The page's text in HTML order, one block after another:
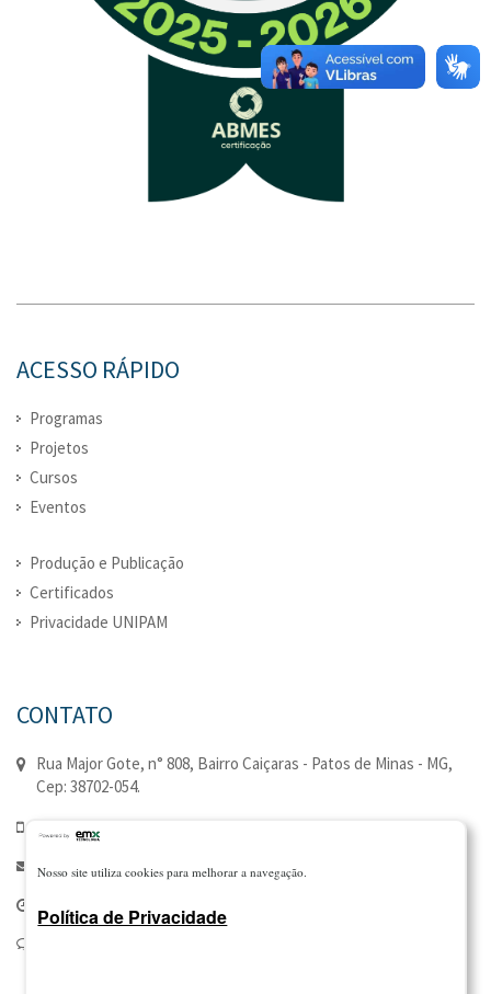
ACESSO RÁPIDO
Programas
Projetos
Cursos
Eventos
Produção e Publicação
Certificados
Privacidade UNIPAM
CONTATO
Rua Major Gote, n° 808, Bairro Caiçaras - Patos de Minas - MG,
Cep: 38702-054.
(34) 3823-0352 | (34) 3823-0335
extensao@unipam.edu.br
Seg à Qui - 7:00 - 21:00 | Sex - 7:00 - 18:00
Nosso site utiliza cookies para melhorar a navegação.
Política de Privacidade